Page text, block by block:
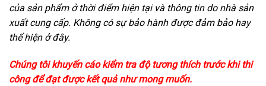
của sản phẩm ở thời điểm hiện tại và thông tin do nhà sản
xuất cung cấp. Không có sự bảo hành được đảm bảo hay
thể hiện ở đây.
Chúng tôi khuyến cáo kiểm tra độ tương thích trước khi thi
công để đạt được kết quả như mong muốn.